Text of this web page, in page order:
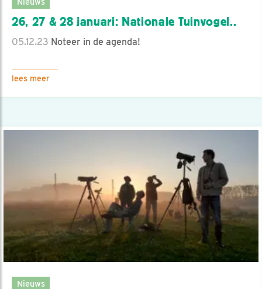
26, 27 & 28 januari: Nationale Tuinvogel..
05.12.23 Noteer in de agenda!
lees meer
Nieuws